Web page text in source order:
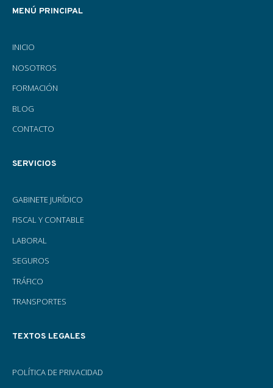
MENÚ PRINCIPAL
INICIO
NOSOTROS
FORMACIÓN
BLOG
CONTACTO
SERVICIOS
GABINETE JURÍDICO
FISCAL Y CONTABLE
LABORAL
SEGUROS
TRÁFICO
TRANSPORTES
TEXTOS LEGALES
POLÍTICA DE PRIVACIDAD